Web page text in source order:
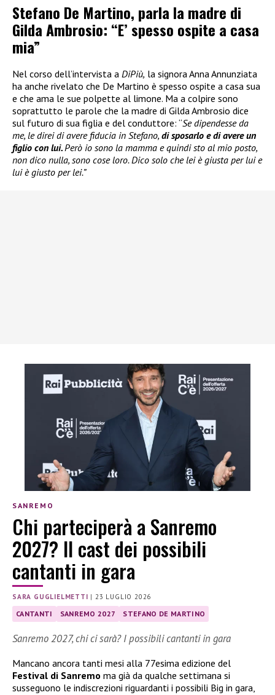
Stefano De Martino, parla la madre di
Gilda Ambrosio: “E’ spesso ospite a casa
mia”
Nel corso dell’intervista a DiPiù, la signora Anna Annunziata
ha anche rivelato che De Martino è spesso ospite a casa sua
e che ama le sue polpette al limone. Ma a colpire sono
soprattutto le parole che la madre di Gilda Ambrosio dice
sul futuro di sua figlia e del conduttore: “Se dipendesse da
me, le direi di avere fiducia in Stefano, di sposarlo e di avere un
figlio con lui. Però io sono la mamma e quindi sto al mio posto,
non dico nulla, sono cose loro. Dico solo che lei è giusta per lui e
lui è giusto per lei.”
SANREMO
Chi parteciperà a Sanremo
2027? Il cast dei possibili
cantanti in gara
SARA GUGLIELMETTI |23 LUGLIO 2026
CANTANTI SANREMO 2027 STEFANO DE MARTINO
Sanremo 2027, chi ci sarà? I possibili cantanti in gara
Mancano ancora tanti mesi alla 77esima edizione del
Festival di Sanremo ma già da qualche settimana si
susseguono le indiscrezioni riguardanti i possibili Big in gara,